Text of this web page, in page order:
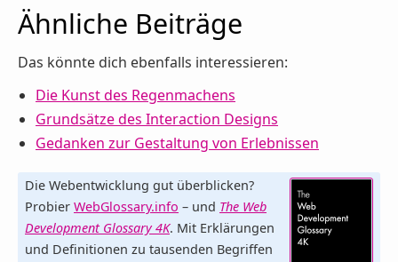
Ähnliche Beiträge
Das könnte dich ebenfalls interessieren:
Die Kunst des Regenmachens
Grundsätze des Interaction Designs
Gedanken zur Gestaltung von Erlebnissen
Die Webentwicklung gut überblicken?
Probier WebGlossary.info – und The Web
Development Glossary 4K. Mit Erklärungen
und Definitionen zu tausenden Begriffen